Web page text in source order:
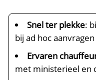
Snel ter plekke:
bij ad hoc aanvragen
Ervaren
met ministerieel en